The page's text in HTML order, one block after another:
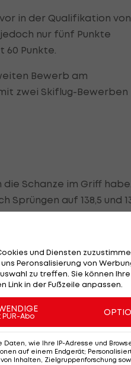
in der Qualifikation von
nur fünf Punkte
60 Punkte.
Bewerb am
zwei Skiflug-Bewerben
Schanze im Griff
auf 138,5 und
Adam Malysz in der
am Stockerl als der Ex-
erste überhaupt in der
zu haben. Das ist
noch überflügelte.
und Diensten
uns Peronsalisierung von
zu treffen. Sie können
in der Fußzeile anpassen.
Abo
wie Ihre IP-Adresse und
auf einem Endgerät;
Inhalten, Zielgruppenforschung